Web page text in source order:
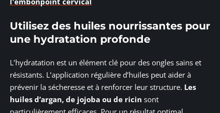
Utilisez des huiles nourrissantes pour
une hydratation profonde
L’hydratation est un élément clé pour des ongles sains et
résistants. L’application régulière d’huiles peut aider à
prévenir la sécheresse et à renforcer leur structure. Les
huiles d’argan, de jojoba ou de ricin sont